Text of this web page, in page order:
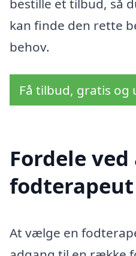
bestille et tilbud, så
kan finde den rette
behov.
Få tilbud, gratis
Fordele
fodterapeut
At vælge en